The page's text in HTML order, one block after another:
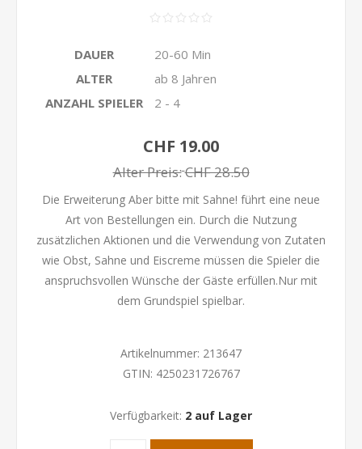
DAUER
20-60 Min
ALTER
ab 8 Jahren
ANZAHL SPIELER
2 - 4
CHF 19.00
Alter Preis:CHF 28.50
Die Erweiterung Aber bitte mit Sahne! führt eine neue
Art von Bestellungen ein. Durch die Nutzung
zusätzlichen Aktionen und die Verwendung von Zutaten
wie Obst, Sahne und Eiscreme müssen die Spieler die
anspruchsvollen Wünsche der Gäste erfüllen.Nur mit
dem Grundspiel spielbar.
Artikelnummer: 213647
GTIN: 4250231726767
Verfügbarkeit: 2 auf Lager